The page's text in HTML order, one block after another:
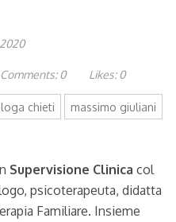
Comments: 0 Likes: 0
massimo giuliani
chieti
Supervisione Clinica col
psicoterapeuta, didatta
Familiare. Insieme